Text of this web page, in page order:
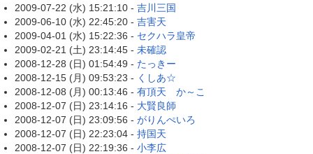
2009-07-22 (水) 15:21:10 - 吉川三国
2009-06-10 (水) 22:45:20 - 吉害天
2009-04-01 (水) 15:22:36 - セクハラ皇帝
2009-02-21 (土) 23:14:45 - 未確認
2008-12-28 (日) 01:54:49 - たっきー
2008-12-15 (月) 09:53:23 - くしあ☆
2008-12-08 (月) 00:13:46 - 有頂天 か～こ
2008-12-07 (日) 23:14:16 - 大賢良師
2008-12-07 (日) 23:09:56 - がりんぺいろ
2008-12-07 (日) 22:23:04 - 持国天
2008-12-07 (日) 22:19:36 - 小李広